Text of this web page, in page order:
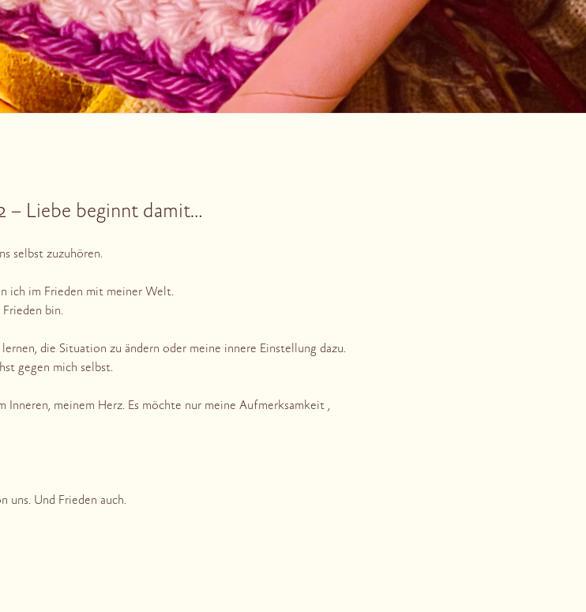
– Liebe beginnt damit…
selbst zuzuhören.
ich im Frieden mit meiner Welt.
bin.
die Situation zu ändern oder meine innere Einstellung dazu.
gegen mich selbst.
Inneren, meinem Herz. Es möchte nur meine Aufmerksamkeit ,
uns. Und Frieden auch.